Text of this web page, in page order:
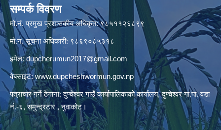
सम्पर्क विवरण
मो.नं. प्रमुख प्रशासकीय अधिकृत: ९८५११२६८९९
मो.नं. सूचना अधिकारी: ९८६९०८५३१८
इमेल:dupcherumun2017@gmail.com
वेबसाइट:www.dupcheshwormun.gov.np
पत्राचार गर्ने ठेगाना: दुप्चेश्वर गाउँ कार्यापालिकाको कार्यालय, दुप्चेश्वर गा.पा. वडा
नं.-६, समुन्द्रटार , नुवाकोट।